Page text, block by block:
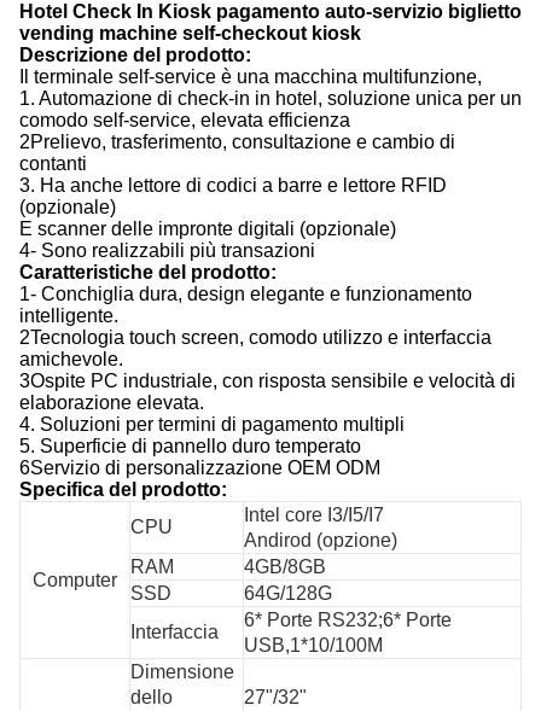
Hotel Check In Kiosk pagamento auto-servizio biglietto
vending machine self-checkout kiosk
Descrizione del prodotto:
Il terminale self-service è una macchina multifunzione,
1. Automazione di check-in in hotel, soluzione unica per un
comodo self-service, elevata efficienza
2Prelievo, trasferimento, consultazione e cambio di
contanti
3. Ha anche lettore di codici a barre e lettore RFID
(opzionale)
E scanner delle impronte digitali (opzionale)
4- Sono realizzabili più transazioni
Caratteristiche del prodotto:
1- Conchiglia dura, design elegante e funzionamento
intelligente.
2Tecnologia touch screen, comodo utilizzo e interfaccia
amichevole.
3Ospite PC industriale, con risposta sensibile e velocità di
elaborazione elevata.
4. Soluzioni per termini di pagamento multipli
5. Superficie di pannello duro temperato
6Servizio di personalizzazione OEM ODM
Specifica del prodotto:
Computer
CPU
Intel core I3/I5/I7
Andirod (opzione)
RAM
4GB/8GB
SSD
64G/128G
Interfaccia
6* Porte RS232;6* Porte
USB,1*10/100M
Dimensione
dello
27"/32"